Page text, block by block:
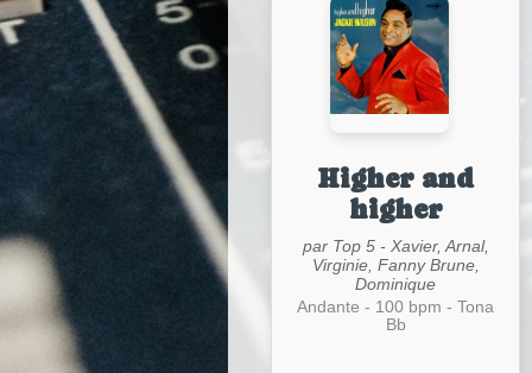
Higher and
higher
par Top 5 - Xavier, Arnal,
Virginie, Fanny Brune,
Dominique
Andante - 100 bpm - Tona
Bb